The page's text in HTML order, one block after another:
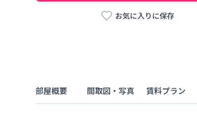
お気に入りに保存
部屋概要 間取図・写真 賃料プラン